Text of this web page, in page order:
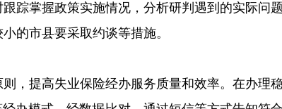
踪掌握政策实施情况，分析研判遇到的实际问题
的市县要采取约谈等措施。
，提高失业保险经办服务质量和效率。在办理